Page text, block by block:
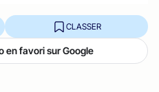
CLASSER
en favori sur Google